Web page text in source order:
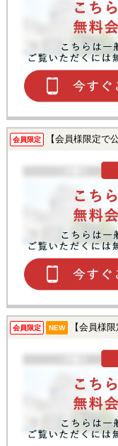
会員限定 【会員様限定で
会員限定 NEW 【会員様